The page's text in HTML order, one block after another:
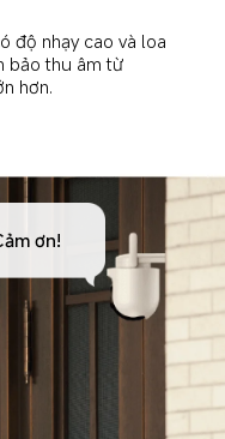
độ nhạy cao và loa
bảo thu âm từ
hơn.
ơn!